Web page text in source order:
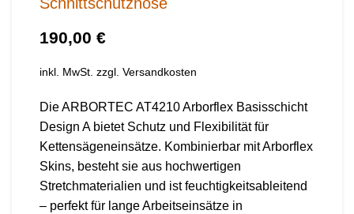
€
inkl. MwSt. zzgl. Versandkosten
Die ARBORTEC AT4210 Arborflex Basisschicht
Design A bietet Schutz und Flexibilität für
Kettensägeneinsätze. Kombinierbar mit Arborflex
Skins, besteht sie aus hochwertigen
Stretchmaterialien und ist feuchtigkeitsableitend
– perfekt für lange Arbeitseinsätze in